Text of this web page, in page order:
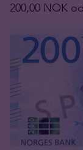
200,00 NOK